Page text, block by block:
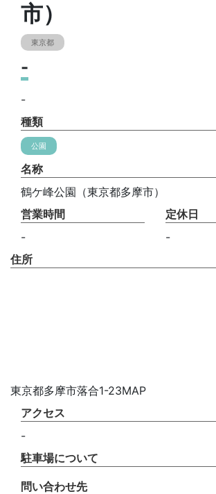
市）
東京都
-
-
種類
公園
名称
鶴ケ峰公園（東京都多摩市）
営業時間
-
定休日
-
住所
東京都多摩市落合1-23MAP
アクセス
-
駐車場について
問い合わせ先